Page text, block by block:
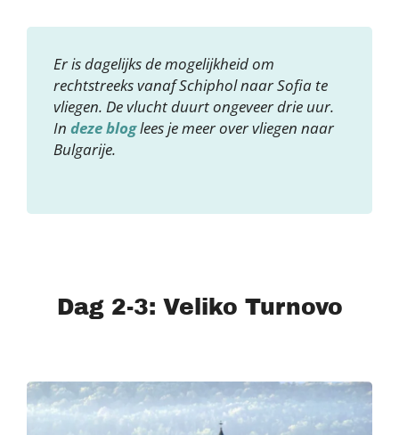
Er is dagelijks de mogelijkheid om
rechtstreeks vanaf Schiphol naar Sofia te
vliegen. De vlucht duurt ongeveer drie uur.
In deze bloglees je meer over vliegen naar
Bulgarije.
Dag 2-3: Veliko Turnovo